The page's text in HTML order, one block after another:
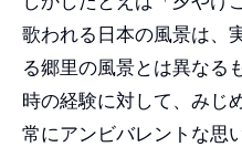
歌われる日本の風景は、
る郷里の風景とは異なる
時の経験に対して、みじ
常にアンビバレントな思